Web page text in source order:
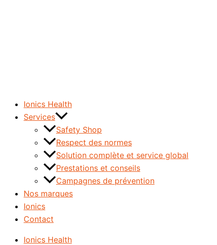
Ionics Health
Services
Safety Shop
Respect des normes
Solution complète et service global
Prestations et conseils
Campagnes de prévention
Nos marques
Ionics
Contact
Ionics Health